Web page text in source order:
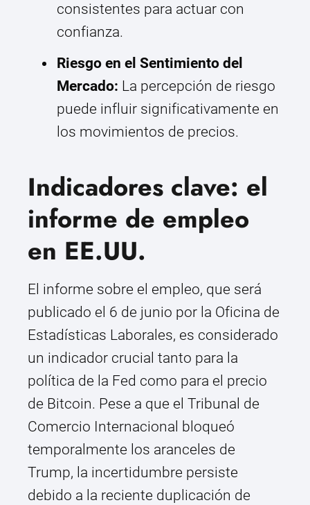
consistentes para actuar con
confianza.
Riesgo en el Sentimiento del
Mercado: La percepción de riesgo
puede influir significativamente en
los movimientos de precios.
Indicadores clave: el
informe de empleo
en EE.UU.
El informe sobre el empleo, que será
publicado el 6 de junio por la Oficina de
Estadísticas Laborales, es considerado
un indicador crucial tanto para la
política de la Fed como para el precio
de Bitcoin. Pese a que el Tribunal de
Comercio Internacional bloqueó
temporalmente los aranceles de
Trump, la incertidumbre persiste
debido a la reciente duplicación de